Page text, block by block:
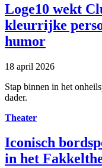
Loge10 wekt
kleurrijke
humor
18 april 2026
Stap binnen in het
dader.
Theater
Iconisch
in het